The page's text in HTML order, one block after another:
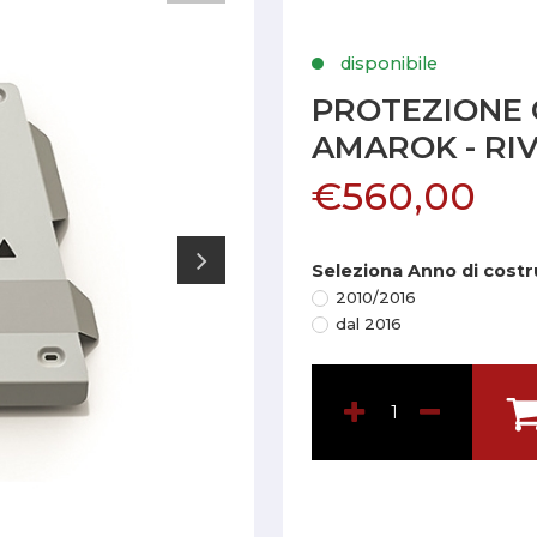
disponibile
AMAROK -
€560,00
Seleziona Anno di
2010/2016
dal 2016